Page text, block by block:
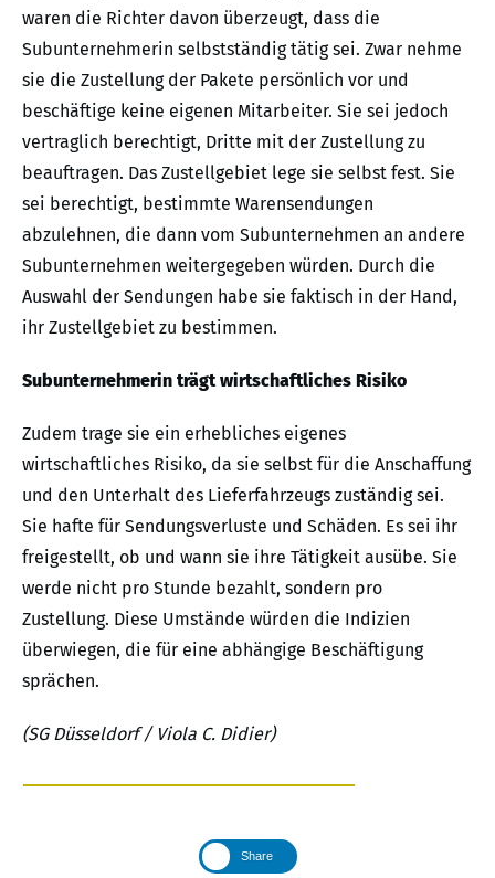
waren die Richter davon überzeugt, dass die
Subunternehmerin selbstständig tätig sei. Zwar nehme
sie die Zustellung der Pakete persönlich vor und
beschäftige keine eigenen Mitarbeiter. Sie sei jedoch
vertraglich berechtigt, Dritte mit der Zustellung zu
beauftragen. Das Zustellgebiet lege sie selbst fest. Sie
sei berechtigt, bestimmte Warensendungen
abzulehnen, die dann vom Subunternehmen an andere
Subunternehmen weitergegeben würden. Durch die
Auswahl der Sendungen habe sie faktisch in der Hand,
ihr Zustellgebiet zu bestimmen.
Subunternehmerin trägt wirtschaftliches Risiko
Zudem trage sie ein erhebliches eigenes
wirtschaftliches Risiko, da sie selbst für die Anschaffung
und den Unterhalt des Lieferfahrzeugs zuständig sei.
Sie hafte für Sendungsverluste und Schäden. Es sei ihr
freigestellt, ob und wann sie ihre Tätigkeit ausübe. Sie
werde nicht pro Stunde bezahlt, sondern pro
Zustellung. Diese Umstände würden die Indizien
überwiegen, die für eine abhängige Beschäftigung
sprächen.
(SG Düsseldorf / Viola C. Didier)
Share